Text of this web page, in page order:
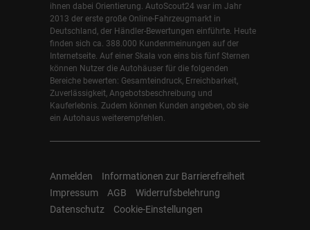
ihnen dabei Orientierung. AutoScout24 war im Jahr
2013 der erste große Online-Fahrzeugmarkt in
Deutschland, der Händler-Bewertungen einführte. Heute
finden sich ca. 388.000 Kundenmeinungen auf der
Internetseite. Auf einer Skala von eins bis fünf Sternen
können Nutzer die Autohäuser für die folgenden
Bereiche bewerten: Gesamteindruck, Erreichbarkeit,
Zuverlässigkeit, Angebotsbeschreibung und
Kauferlebnis. Zudem können Kunden angeben, ob sie
ein Autohaus weiterempfehlen.
Anmelden
Informationen zur Barrierefreiheit
Impressum
AGB
Widerrufsbelehrung
Datenschutz
Cookie-Einstellungen